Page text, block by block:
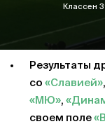
Классен
Результаты
со «Славией»,
«МЮ»,
своем поле